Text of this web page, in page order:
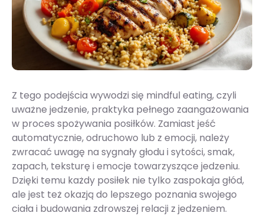
Z tego podejścia wywodzi się mindful eating, czyli
uważne jedzenie, praktyka pełnego zaangażowania
w proces spożywania posiłków. Zamiast jeść
automatycznie, odruchowo lub z emocji, należy
zwracać uwagę na sygnały głodu i sytości, smak,
zapach, teksturę i emocje towarzyszące jedzeniu.
Dzięki temu każdy posiłek nie tylko zaspokaja głód,
ale jest też okazją do lepszego poznania swojego
ciała i budowania zdrowszej relacji z jedzeniem.